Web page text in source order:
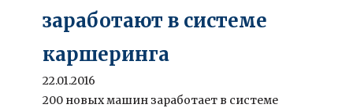
заработают в системе
каршеринга
22.01.2016
200 новых машин заработает в системе